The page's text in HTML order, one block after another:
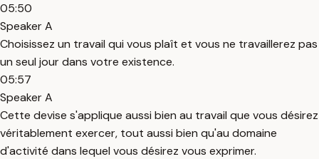
05:50
Speaker A
Choisissez un travail qui vous plaît et vous ne travaillerez pas
un seul jour dans votre existence.
05:57
Speaker A
Cette devise s'applique aussi bien au travail que vous désirez
véritablement exercer, tout aussi bien qu'au domaine
d'activité dans lequel vous désirez vous exprimer.